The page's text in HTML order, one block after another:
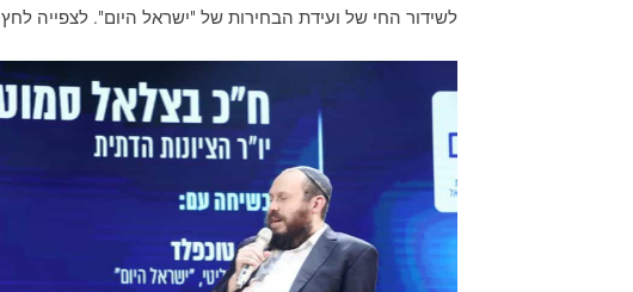
לשידור החי של ועידת הבחירות של "ישראל היום". לצפייה לחץ